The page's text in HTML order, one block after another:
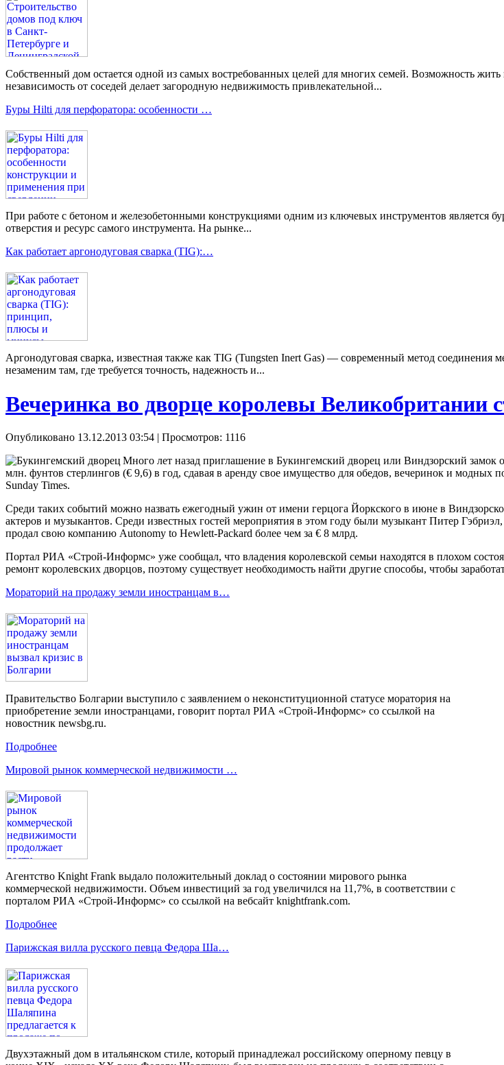
Собственный дом остается одной из самых востребованных целей для многих семей. Возможность
независимость от соседей делает загородную недвижимость привлекательной...
Буры Hilti для перфоратора: особенности …
При работе с бетоном и железобетонными конструкциями одним из ключевых инструментов является
отверстия и ресурс самого инструмента. На рынке...
Как работает аргонодуговая сварка (TIG):…
Аргонодуговая сварка, известная также как TIG (Tungsten Inert Gas) — современный метод соединения
незаменим там, где требуется точность, надежность и...
Вечеринка во дворце королевы Великобритании
Опубликовано 13.12.2013 03:54 | Просмотров: 1116
Много лет назад приглашение в Букингемский дворец или Виндзорский замок
млн. фунтов стерлингов (€ 9,6) в год, сдавая в аренду свое имущество для обедов, вечеринок и
Sunday Times.
Среди таких событий можно назвать ежегодный ужин от имени герцога Йоркского в июне в
актеров и музыкантов. Среди известных гостей мероприятия в этом году были музыкант Питер
продал свою компанию Autonomy to Hewlett-Packard более чем за € 8 млрд.
Портал РИА «Строй-Информс» уже сообщал, что владения королевской семьи находятся в плохом
ремонт королевских дворцов, поэтому существует необходимость найти другие способы, чтобы
Мораторий на продажу земли иностранцам в…
Правительство Болгарии выступило с заявлением о неконституционной статусе моратория на
приобретение земли иностранцами, говорит портал РИА «Строй-Информс» со ссылкой на
новостник newsbg.ru.
Подробнее
Мировой рынок коммерческой недвижимости …
Агентство Knight Frank выдало положительный доклад о состоянии мирового рынка
коммерческой недвижимости. Объем инвестиций за год увеличился на 11,7%, в соответствии с
порталом РИА «Строй-Информс» со ссылкой на вебсайт knightfrank.com.
Подробнее
Парижская вилла русского певца Федора Ша…
Двухэтажный дом в итальянском стиле, который принадлежал российскому оперному певцу в